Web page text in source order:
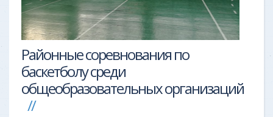
Районные соревнования по
баскетболу среди
общеобразовательных организаций